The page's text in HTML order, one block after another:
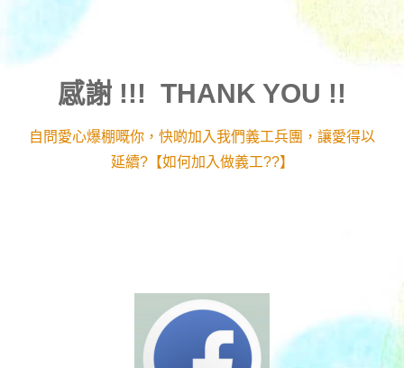
感謝 !!! THANK YOU !!
自問愛心爆棚嘅你，快啲加入我們義工兵團，讓愛得以
延續?【如何加入做義工??】